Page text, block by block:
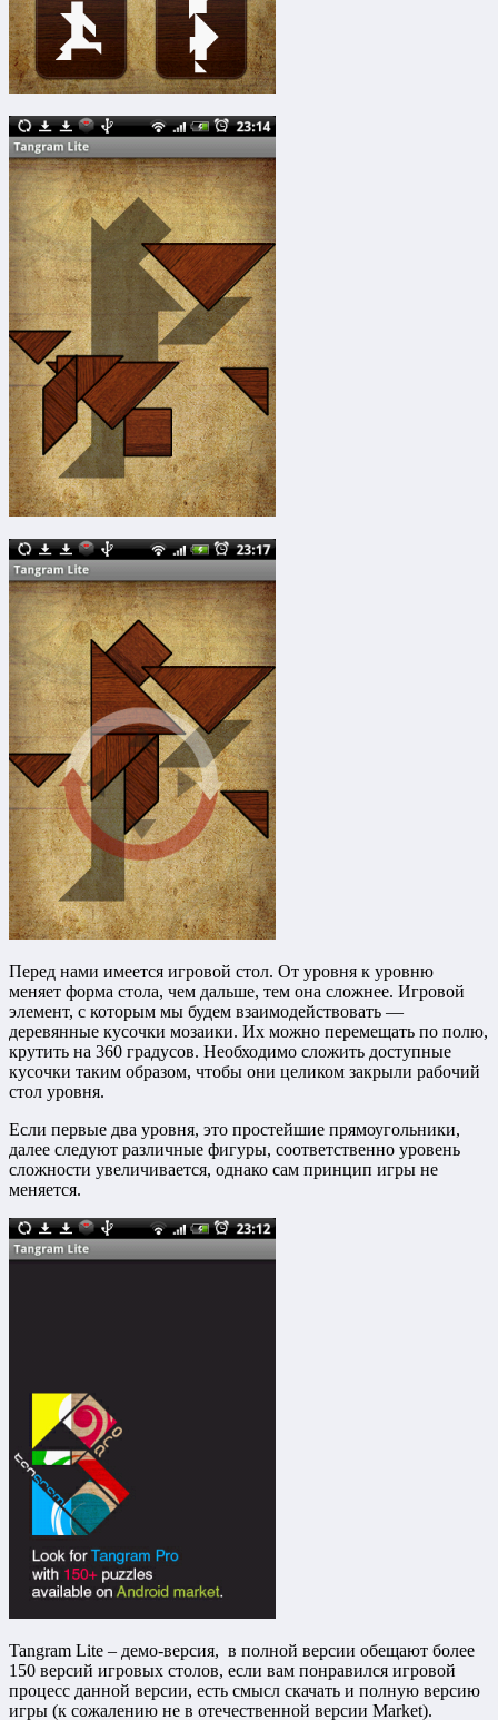
Перед нами имеется игровой стол. От уровня к уровню
меняет форма стола, чем дальше, тем она сложнее. Игровой
элемент, с которым мы будем взаимодействовать —
деревянные кусочки мозаики. Их можно перемещать по полю,
крутить на 360 градусов. Необходимо сложить доступные
кусочки таким образом, чтобы они целиком закрыли рабочий
стол уровня.
Если первые два уровня, это простейшие прямоугольники,
далее следуют различные фигуры, соответственно уровень
сложности увеличивается, однако сам принцип игры не
меняется.
Tangram Lite – демо-версия, в полной версии обещают более
150 версий игровых столов, если вам понравился игровой
процесс данной версии, есть смысл скачать и полную версию
игры (к сожалению не в отечественной версии Market).